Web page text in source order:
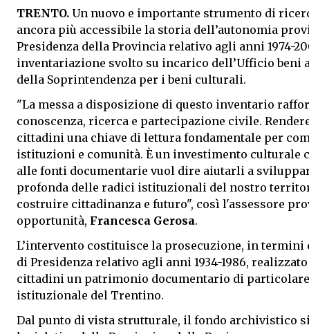
TRENTO. Un nuovo e importante strumento di
ancora più accessibile la storia dell’autonomia
Presidenza della Provincia relativo agli anni 1974-
inventariazione svolto su incarico dell’Ufficio
della Soprintendenza per i beni culturali.
"La messa a disposizione di questo inventario
conoscenza, ricerca e partecipazione civile.
cittadini una chiave di lettura fondamentale per
istituzioni e comunità. È un investimento culturale
alle fonti documentarie vuol dire aiutarli a
profonda delle radici istituzionali del nostro
costruire cittadinanza e futuro", così l'assessore
opportunità, Francesca Gerosa.
L’intervento costituisce la prosecuzione, in
di Presidenza relativo agli anni 1934-1986,
cittadini un patrimonio documentario di
istituzionale del Trentino.
Dal punto di vista strutturale, il fondo archivistico